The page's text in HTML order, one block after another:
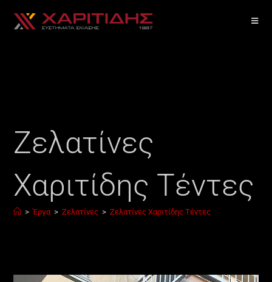
Ζελατίνες
Χαριτίδης Τέντες
> Έργα > Ζελατίνες > Ζελατίνες Χαριτίδης Τέντες